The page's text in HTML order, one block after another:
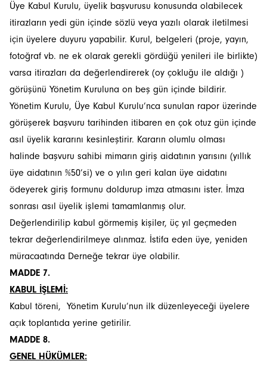
İstanbulSMD
Haberler
Etkinlikler
Projeler
Bültenler
Üye Kabul Kurulu, üyelik başvurusu konusunda olabilecek
itirazların yedi gün içinde sözlü veya yazılı olarak iletilmesi
için üyelere duyuru yapabilir. Kurul, belgeleri (proje, yayın,
fotoğraf vb. ne ek olarak gerekli gördüğü yenileri ile birlikte)
varsa itirazları da değerlendirerek (oy çokluğu ile aldığı )
görüşünü Yönetim Kuruluna on beş gün içinde bildirir.
Yönetim Kurulu, Üye Kabul Kurulu’nca sunulan rapor üzerinde
görüşerek başvuru tarihinden itibaren en çok otuz gün içinde
asıl üyelik kararını kesinleştirir. Kararın olumlu olması
halinde başvuru sahibi mimarın giriş aidatının yarısını (yıllık
üye aidatının %50’si) ve o yılın geri kalan üye aidatını
ödeyerek giriş formunu doldurup imza atmasını ister. İmza
sonrası asıl üyelik işlemi tamamlanmış olur.
Değerlendirilip kabul görmemiş kişiler, üç yıl geçmeden
tekrar değerlendirilmeye alınmaz. İstifa eden üye, yeniden
müracaatında Derneğe tekrar üye olabilir.
MADDE 7.
KABUL İŞLEMİ:
Kabul töreni, Yönetim Kurulu’nun ilk düzenleyeceği üyelere
açık toplantıda yerine getirilir.
MADDE 8.
GENEL HÜKÜMLER: